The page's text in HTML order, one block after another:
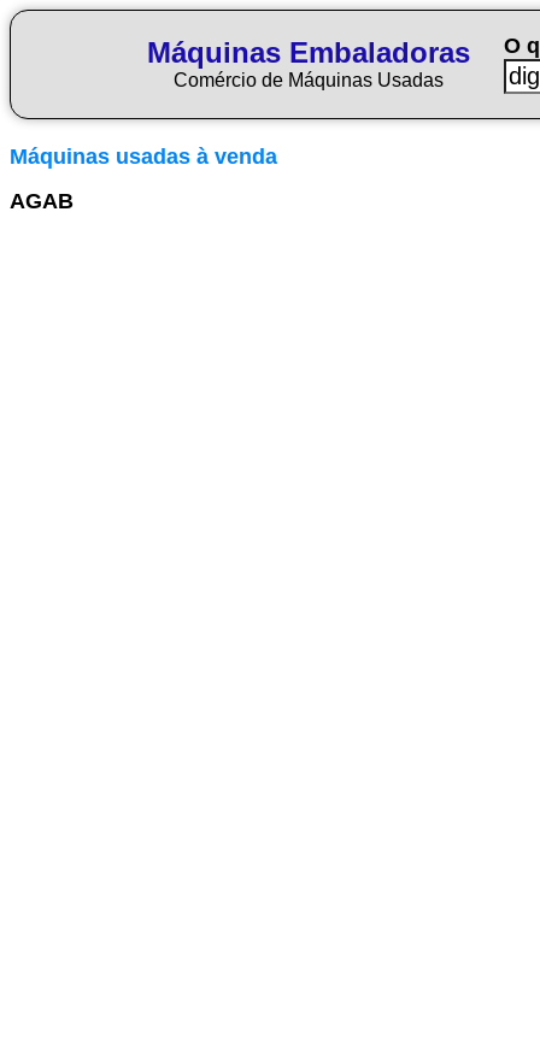
Máquinas Embaladoras
Comércio de Máquinas Usadas
O
Máquinas usadas à venda
AGAB